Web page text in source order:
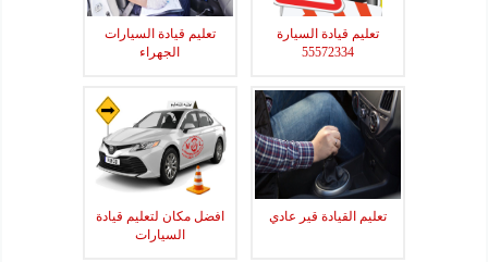
تعليم قيادة السيارة
55572334
تعليم قيادة السيارات
الجهراء
تعليم القيادة قير عادي
افضل مكان لتعليم قيادة
السيارات